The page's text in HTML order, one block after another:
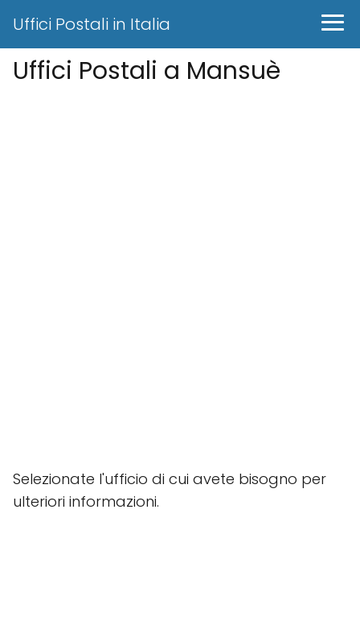
Uffici Postali in Italia
Uffici Postali a Mansuè
Selezionate l'ufficio di cui avete bisogno per
ulteriori informazioni.